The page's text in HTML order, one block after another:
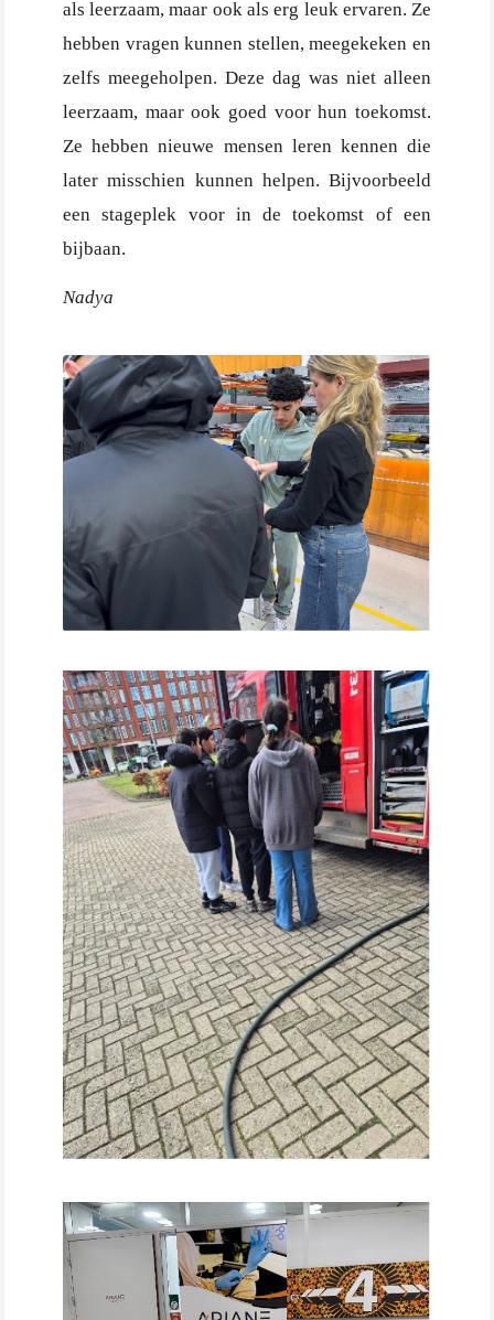
als leerzaam, maar ook als erg leuk ervaren. Ze
hebben vragen kunnen stellen, meegekeken en
zelfs meegeholpen. Deze dag was niet alleen
leerzaam, maar ook goed voor hun toekomst.
Ze hebben nieuwe mensen leren kennen die
later misschien kunnen helpen. Bijvoorbeeld
een stageplek voor in de toekomst of een
bijbaan.
Nadya